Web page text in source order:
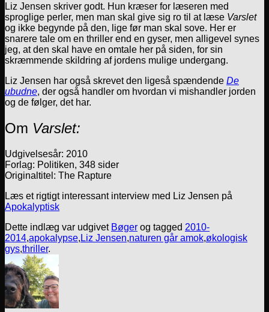
Liz Jensen skriver godt. Hun kræser for læseren med
sproglige perler, men man skal give sig ro til at læse Varslet
og ikke begynde på den, lige før man skal sove. Her er
snarere tale om en thriller end en gyser, men alligevel synes
jeg, at den skal have en omtale her på siden, for sin
skræmmende skildring af jordens mulige undergang.
Liz Jensen har også skrevet den ligeså spændende De
ubudne, der også handler om hvordan vi mishandler jorden
og de følger, det har.
Om Varslet:
Udgivelsesår: 2010
Forlag: Politiken, 348 sider
Originaltitel: The Rapture
Læs et rigtigt interessant interview med Liz Jensen på
Apokalyptisk
Dette indlæg var udgivet Bøger og tagged 2010-
2014,apokalypse, Liz Jensen,naturen går amok,økologisk
gys,thriller.